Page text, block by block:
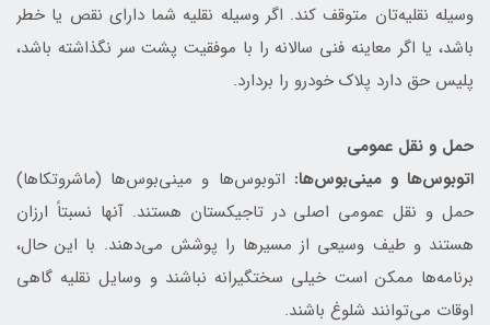
وسیله نقلیه‌تان متوقف کند. اگر وسیله نقلیه شما دارای نقص یا خطر
باشد، یا اگر معاینه فنی سالانه را با موفقیت پشت سر نگذاشته باشد،
پلیس حق دارد پلاک خودرو را بردارد.
حمل و نقل عمومی
اتوبوس‌ها و مینی‌بوس‌ها: اتوبوس‌ها و مینی‌بوس‌ها (ماشروتکاها)
حمل و نقل عمومی اصلی در تاجیکستان هستند. آنها نسبتاً ارزان
هستند و طیف وسیعی از مسیرها را پوشش می‌دهند. با این حال،
برنامه‌ها ممکن است خیلی سختگیرانه نباشند و وسایل نقلیه گاهی
اوقات می‌توانند شلوغ باشند.